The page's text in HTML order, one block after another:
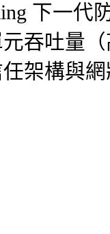
下一代
吞吐量
架構與